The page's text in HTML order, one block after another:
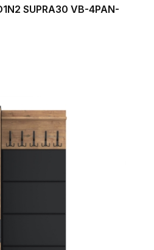
SUPRA30 VB-4PAN-